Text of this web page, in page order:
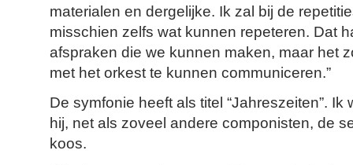
materialen en dergelijke. Ik zal bij de
misschien zelfs wat kunnen repeteren. Dat
afspraken die we kunnen maken, maar het
met het orkest te kunnen communiceren.”
De symfonie heeft als titel “Jahreszeiten”.
hij, net als zoveel andere componisten, de
koos.